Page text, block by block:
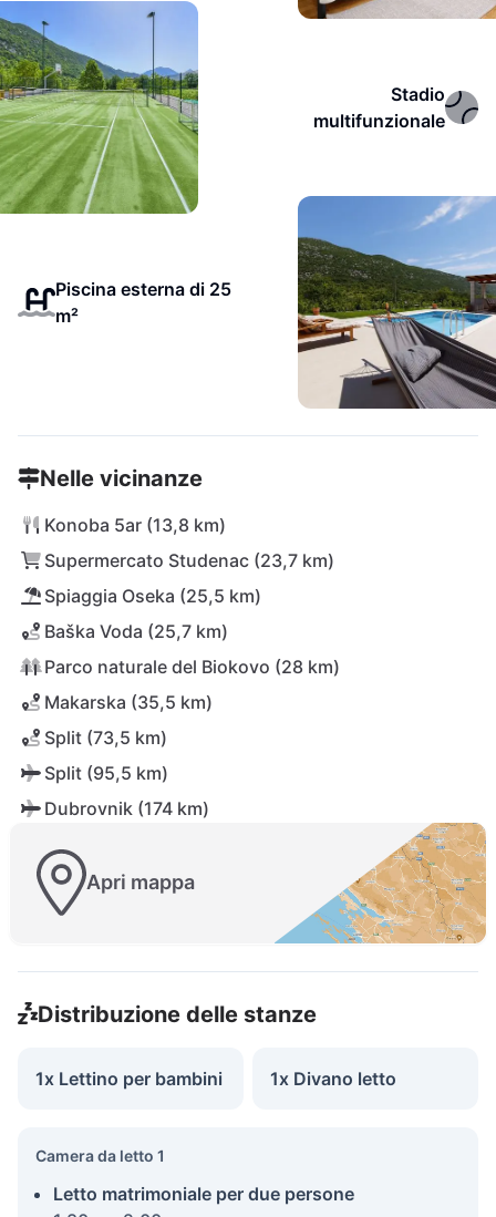
Stadio
multifunzionale
Piscina esterna di 25
m²
Nelle vicinanze
Konoba 5ar (13,8 km)
Supermercato Studenac (23,7 km)
Spiaggia Oseka (25,5 km)
Baška Voda (25,7 km)
Parco naturale del Biokovo (28 km)
Makarska (35,5 km)
Split (73,5 km)
Split (95,5 km)
Dubrovnik (174 km)
Apri mappa
Distribuzione delle stanze
1x Lettino per bambini 1x Divano letto
Camera da letto 1
Letto matrimoniale per due persone